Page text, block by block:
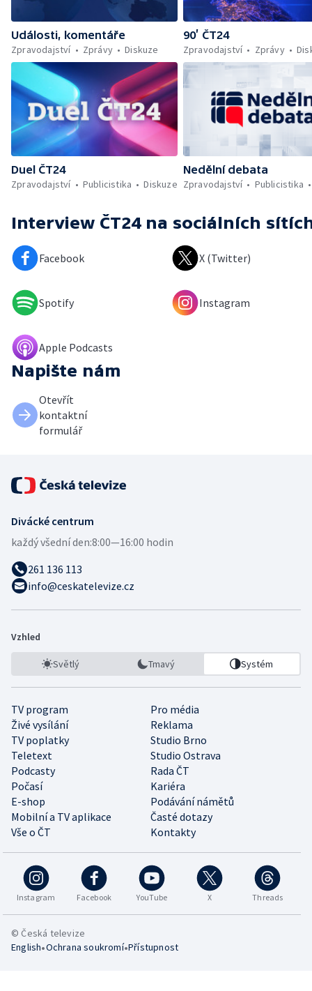
Události, komentáře
Zpravodajství
Zprávy Diskuze
90’ ČT24
Zpravodajství
Zprávy
Duel ČT24
Zpravodajství
Publicistika Diskuze
Nedělní debata
Zpravodajství
Publicistika
Interview ČT24 na sociálních
Facebook X (Twitter)
Spotify Instagram
Apple Podcasts
Napište nám
Otevřít
kontaktní
formulář
Divácké centrum
každý všední den:8:00—16:00 hodin
261 136 113
info@ceskatelevize.cz
Vzhled
Světlý Tmavý Systém
TV program
Pro média
Živé vysílání
Reklama
TV poplatky
Studio Brno
Teletext
Studio Ostrava
Podcasty
Rada ČT
Počasí
Kariéra
E-shop
Podávání námětů
Mobilní a TV aplikace
Časté dotazy
Vše o ČT
Kontakty
Instagram Facebook YouTube X Threads
© Česká televize
English•Ochrana soukromí•Přístupnost